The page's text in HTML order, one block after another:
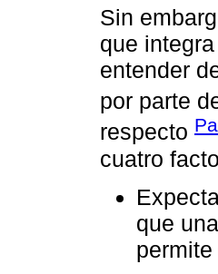
Sin
que
entender
por parte
respecto
cuatro
que